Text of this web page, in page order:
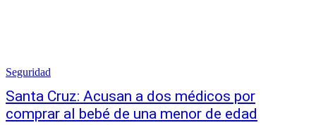
Seguridad
Santa Cruz: Acusan a dos médicos por
comprar al bebé de una menor de edad